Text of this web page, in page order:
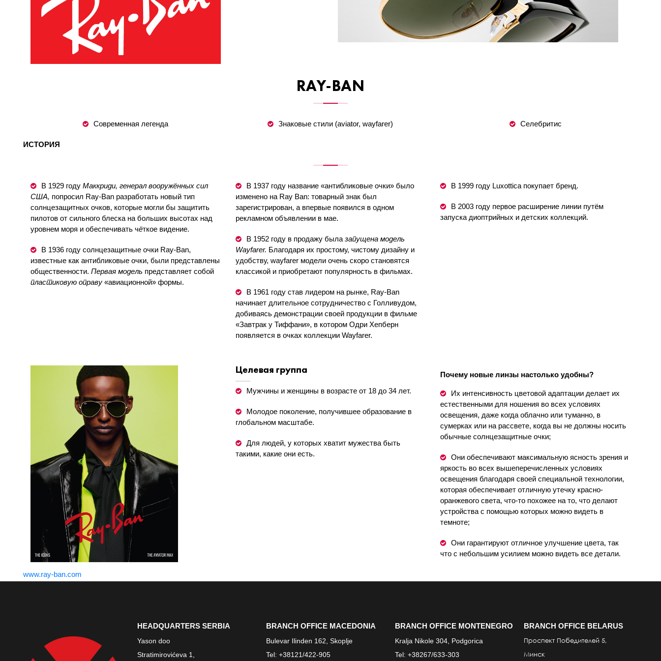
RAY-BAN
Современная легенда Знаковые стили (aviator, wayfarer) Селебритис
ИСТОРИЯ
В 1929 году Маккриди, генерал вооружённых сил
США, попросил Ray-Ban разработать новый тип
солнцезащитных очков, которые могли бы защитить
пилотов от сильного блеска на больших высотах над
уровнем моря и обеспечивать чёткое видение.
В 1936 году солнцезащитные очки Ray-Ban,
известные как антибликовые очки, были представлены
общественности. Первая модель представляет собой
пластиковую оправу «авиационной» формы.
В 1937 году название «антибликовые очки» было
изменено на Ray Ban: товарный знак был
зарегистрирован, а впервые появился в одном
рекламном объявлении в мае.
В 1952 году в продажу была запущена модель
Wayfarer. Благодаря их простому, чистому дизайну и
удобству, wayfarer модели очень скоро становятся
классикой и приобретают популярность в фильмах.
В 1961 году став лидером на рынке, Ray-Ban
начинает длительное сотрудничество с Голливудом,
добиваясь демонстрации своей продукции в фильме
«Завтрак у Тиффани», в котором Одри Хепберн
появляется в очках коллекции Wayfarer.
В 1999 году Luxottica покупает бренд.
В 2003 году первое расширение линии путём
запуска диоптрийных и детских коллекций.
Целевая группа
Мужчины и женщины в возрасте от 18 до 34 лет.
Молодое поколение, получившее образование в
глобальном масштабе.
Для людей, у которых хватит мужества быть
такими, какие они есть.
Почему новые линзы настолько удобны?
Их интенсивность цветовой адаптации делает их
естественными для ношения во всех условиях
освещения, даже когда облачно или туманно, в
сумерках или на рассвете, когда вы не должны носить
oбычные солнцезащитные очки;
Они обеспечивают максимальную ясность зрения и
яркость во всех вышеперечисленных условиях
освещения благодаря своей специальной технологии,
которая обеспечивает отличную утечку красно-
оранжевого света, что-то похожее на то, что делают
устройства с помощью которых можно видеть в
темноте;
Они гарантируют отличное улучшение цвета, так
что с небольшим усилием можно видеть все детали.
www.ray-ban.com
HEADQUARTERS SERBIA
Yason doo
Stratimirovićeva 1,
BRANCH OFFICE MACEDONIA
Bulevar Ilinden 162, Skoplje
Tel: +38121/422-905
BRANCH OFFICE MONTENEGRO
Kralja Nikole 304, Podgorica
Tel: +38267/633-303
BRANCH OFFICE BELARUS
Проспект Победителeй 5,
Минск